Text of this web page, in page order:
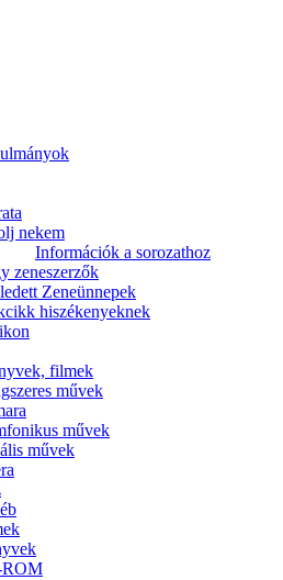
nekem
Információk a sorozathoz
zeneszerzők
Zeneünnepek
hiszékenyeknek
filmek
művek
művek
művek